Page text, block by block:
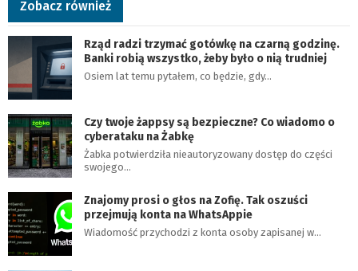
Zobacz również
Rząd radzi trzymać gotówkę na czarną godzinę.
Banki robią wszystko, żeby było o nią trudniej
Osiem lat temu pytałem, co będzie, gdy…
Czy twoje żappsy są bezpieczne? Co wiadomo o
cyberataku na Żabkę
Żabka potwierdziła nieautoryzowany dostęp do części
swojego…
Znajomy prosi o głos na Zofię. Tak oszuści
przejmują konta na WhatsAppie
Wiadomość przychodzi z konta osoby zapisanej w…